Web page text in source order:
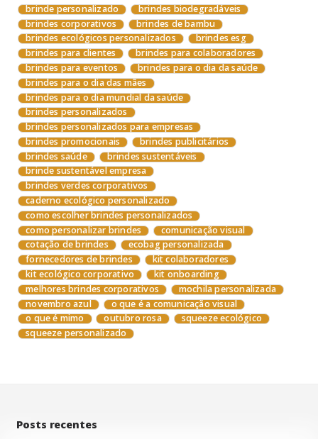
brinde personalizado
brindes biodegradáveis
brindes corporativos
brindes de bambu
brindes ecológicos personalizados
brindes esg
brindes para clientes
brindes para colaboradores
brindes para eventos
brindes para o dia da saúde
brindes para o dia das mães
brindes para o dia mundial da saúde
brindes personalizados
brindes personalizados para empresas
brindes promocionais
brindes publicitários
brindes saúde
brindes sustentáveis
brinde sustentável empresa
brindes verdes corporativos
caderno ecológico personalizado
como escolher brindes personalizados
como personalizar brindes
comunicação visual
cotação de brindes
ecobag personalizada
fornecedores de brindes
kit colaboradores
kit ecológico corporativo
kit onboarding
melhores brindes corporativos
mochila personalizada
novembro azul
o que é a comunicação visual
o que é mimo
outubro rosa
squeeze ecológico
squeeze personalizado
Posts recentes